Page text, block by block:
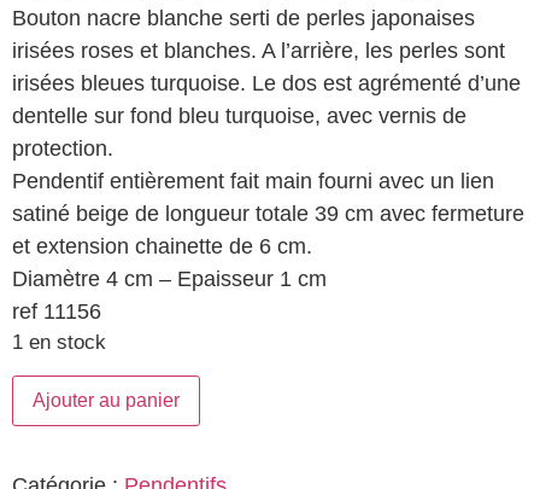
Bouton nacre blanche serti de perles japonaises
irisées roses et blanches. A l’arrière, les perles sont
irisées bleues turquoise. Le dos est agrémenté d’une
dentelle sur fond bleu turquoise, avec vernis de
protection.
Pendentif entièrement fait main fourni avec un lien
satiné beige de longueur totale 39 cm avec fermeture
et extension chainette de 6 cm.
Diamètre 4 cm – Epaisseur 1 cm
ref 11156
1 en stock
Ajouter au panier